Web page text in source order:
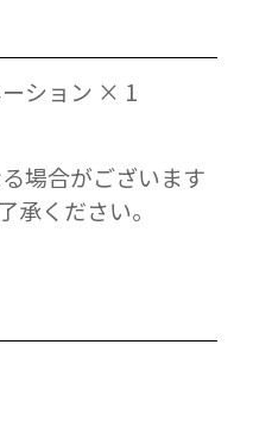
ション × 1
場合がございます
承ください。